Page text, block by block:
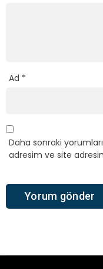
Ad *
Daha sonraki
adresim ve site